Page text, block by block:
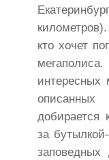
кто хочет
интересных
добирается
за